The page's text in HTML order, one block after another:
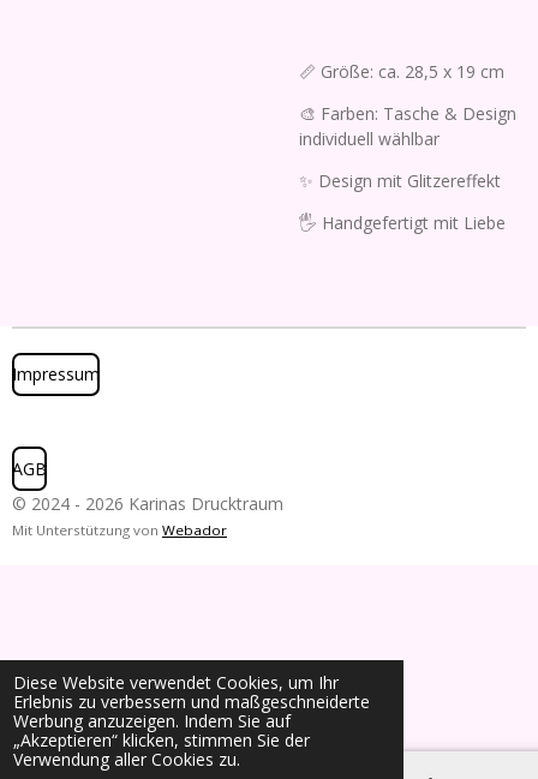
Diese Website verwendet Cookies, um Ihr
Erlebnis zu verbessern und maßgeschneiderte
Werbung anzuzeigen. Indem Sie auf
„Akzeptieren“ klicken, stimmen Sie der
Verwendung aller Cookies zu.
📏 Größe: ca. 28,5 x 19 cm
🎨 Farben: Tasche & Design
individuell wählbar
✨ Design mit Glitzereffekt
🖐️ Handgefertigt mit Liebe
Impressum
AGB
© 2024 - 2026 Karinas Drucktraum
Mit Unterstützung von Webador